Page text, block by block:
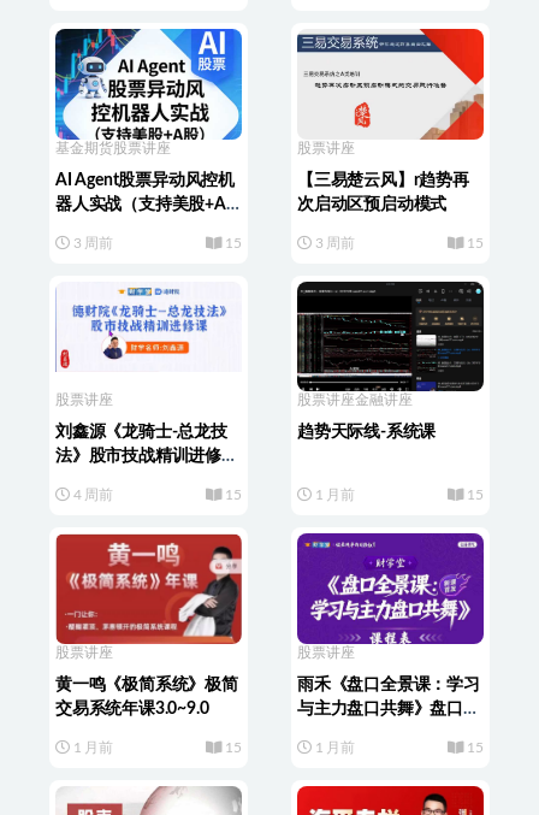
基金期货股票讲座
AI Agent股票异动风控机
器人实战（支持美股+A
3 周前 15
股票讲座
【三易楚云风】r趋势再
次启动区预启动模式
3 周前 15
股票讲座
刘鑫源《龙骑士-总龙技
法》股市技战精训进修班
4 周前 15
股票讲座金融讲座
趋势天际线-系统课
1 月前 15
股票讲座
黄一鸣《极简系统》极简
交易系统年课3.0~9.0
1 月前 15
股票讲座
雨禾《盘口全景课：学习
与主力盘口共舞》盘口系
1 月前 15